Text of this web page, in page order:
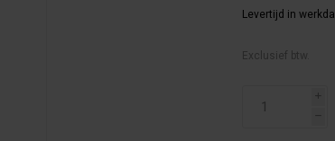
Levertijd in
Exclusief btw.
i
h